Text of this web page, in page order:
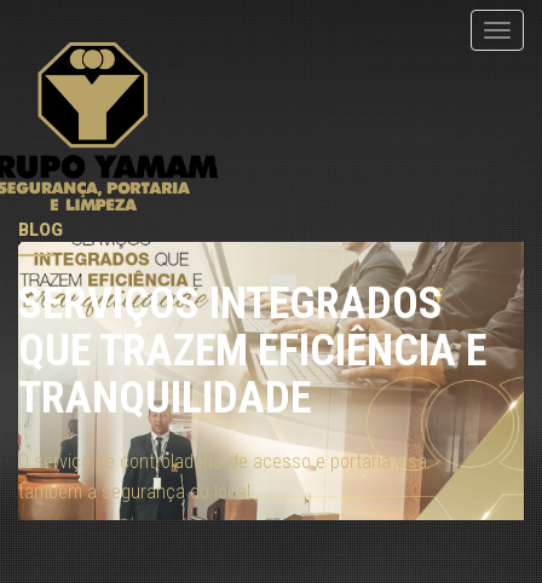
menu
BLOG
SERVIÇOS INTEGRADOS
QUE TRAZEM EFICIÊNCIA E
TRANQUILIDADE
O serviço de controladoria de acesso e portaria visa
também a segurança do local.